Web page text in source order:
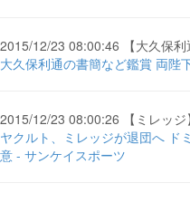
2015/12/23 08:00:46 【大久保利
大久保利通の書簡など鑑賞 両陛
2015/12/23 08:00:26 【ミレッジ
ヤクルト、ミレッジが退団へ ド
意 - サンケイスポーツ